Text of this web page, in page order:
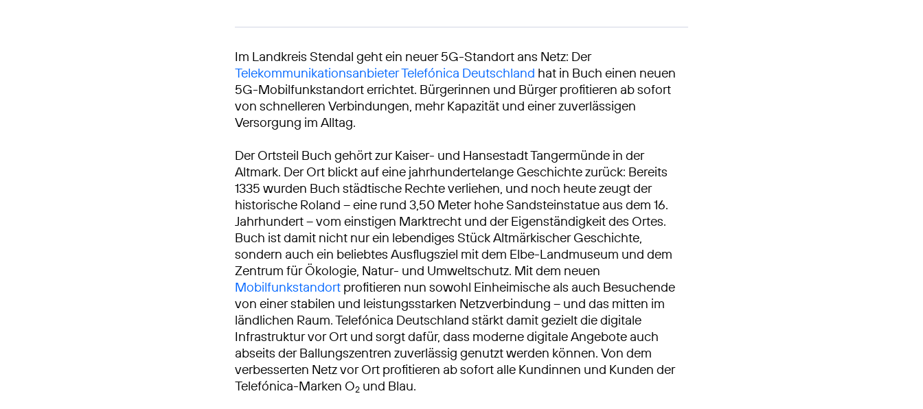
Im Landkreis Stendal geht ein neuer 5G-Standort ans Netz: Der
Telekommunikationsanbieter Telefónica Deutschland hat in Buch einen neuen
5G-Mobilfunkstandort errichtet. Bürgerinnen und Bürger profitieren ab sofort
von schnelleren Verbindungen, mehr Kapazität und einer zuverlässigen
Versorgung im Alltag.
Der Ortsteil Buch gehört zur Kaiser- und Hansestadt Tangermünde in der
Altmark. Der Ort blickt auf eine jahrhundertelange Geschichte zurück: Bereits
1335 wurden Buch städtische Rechte verliehen, und noch heute zeugt der
historische Roland – eine rund 3,50 Meter hohe Sandsteinstatue aus dem 16.
Jahrhundert – vom einstigen Marktrecht und der Eigenständigkeit des Ortes.
Buch ist damit nicht nur ein lebendiges Stück Altmärkischer Geschichte,
sondern auch ein beliebtes Ausflugsziel mit dem Elbe-Landmuseum und dem
Zentrum für Ökologie, Natur- und Umweltschutz. Mit dem neuen
Mobilfunkstandort profitieren nun sowohl Einheimische als auch Besuchende
von einer stabilen und leistungsstarken Netzverbindung – und das mitten im
ländlichen Raum. Telefónica Deutschland stärkt damit gezielt die digitale
Infrastruktur vor Ort und sorgt dafür, dass moderne digitale Angebote auch
abseits der Ballungszentren zuverlässig genutzt werden können. Von dem
verbesserten Netz vor Ort profitieren ab sofort alle Kundinnen und Kunden der
Telefónica-Marken O2 und Blau.